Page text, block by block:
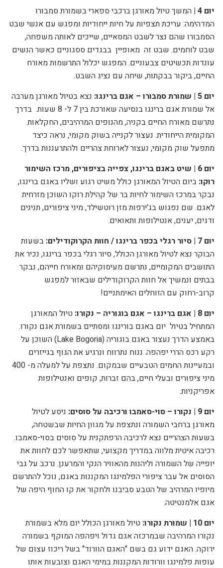
יום 4 | המשך טיול מאורגן ברכבי ספארי בשמורת סמבורו
המדהימה: עריכת תצפיות על חיות ייחודיות ומפגש עם אנשי שבט
הסמבורו שהם נצר לשבט המסאיים, שייכים לאותה משפחה,
שבט לוחמים. שבט זה מאופיין בבגדים ססגוניים כאשר הנשים
עונדות תכשיטים צבעוניים. המפגש יכלול התרשמות מאורח
החיים, ביקור בבקתות, שיחה עם נציג השבט.
יום 5 |
שמורת סמבורו – אגם ברינגו: נצא בטיול מאורגן מערבה
אל שמורת אגם ברינגו בנסיעה שאורכת בין 7 ל- 8 שעות.
בדרך
נתרשם מאורח החיים בקניה, מהנופים המרהיבים, החקלאות
המקומית הייחודית. נעצור לקנייה בשוק מקומי, נראה כיצד
מתפעל שוק מקומי, נעצור לארוחת צהריים ולהתרעננות בדרך.
יום 6 | שיט באגם ברינגו, צפייה בציפורים, מרכז השימור
רוקו: ביום הטיול המאורגן כולל משיט רגוע ושליו באגם ברינגו,
נבקרבמרכז השימור לחיות בר של קהילת רוקו השוכן מזרחית
לאגם. שם נפגוש בג'ירפות מזן רוטשילד, מיני ציפורים, תנינים
ודגים, יענים, אנטילופות ותאואים.
יום 7 | סיור רגלי בכפר ברינגו / חוות הקרוקודילים:
בשעות
הבוקר נצא לטיול מאורגן הכולל, סיור רגלי בכפר ברינגו, נכיר את
התושבים המקומיים, נתרשם מעיסוקיהם ומאורח חייהם, נבקר
בבתים ונמשיך אל חוות הקרוקודילים שבאזור למפגש
קרוב-רחוק עם הזוחלים האימתניים!
יום 8 |
אגם ברינגו – אגם בוגוריה – נקורו: טיול המאורגן
המתחיל בטיול יום באגם בורינגו ומסתיים בשמורת אגם נקורו.
באמצע הדרך נעצור באגם בוגוריה (Lake Bogoria) השוכן על
רקע רכס הררי יפהפה. ננוח נתרווח ונרגיע את הגוף בגייזרים
ובמעיינות החמים הטבעיים שבמקום. נתצפת על למעלה מ- 400
מיני ציפורים ובעלי חיים, בהם זברות, קופים ואנטילופות
אפריקניות.
יום 9 | נקורו – סוי-סאמבו ורכיבה על סוסים:
ניסע לטיול
מאורגן ברחבי השמורה ונתצפת על מגוון החיות שבשטחה,
בשעות הצהריים נצא לרכיבה הרפתקנית על סוסים בסוי-סאמבו.
רכיבה איטית מלווה במדריך מקצועי, שתאפשר לכם לחוות את
יופייה של השמורה וליהנות מהאוויר הנקי והמרענן. נרכב על גבי
הסוסים אל עבר ציפורי הפלמינגו המקננות באגם, נוכל להתרשם
מיופיו המרהיב של הטבע סביבנו ולחקור את קו החוף היפה של
אגם אלמנטיטה.
יום 10 | שמורת נקורו:
טיול מאורגן הכולליום מלא בשמורת
נקורו המרהיבה שבמרכזה אגם גדול ויפהפה המוקף בשמורה
ירוקה. האגם ידוע גם בשם "האגם הוורוד" בשל ריכוז עצום של
עופות פלמינגו וורודות המקננות במימי האגם וצובעות אותו